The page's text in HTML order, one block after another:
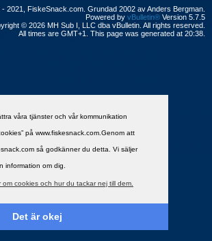
våra tjänster och vår kommunikation
på www.fiskesnack.com.Genom att
så godkänner du detta. Vi säljer
information om dig.
cookies och hur du tackar nej till dem.
Det är okej
2021, FiskeSnack.com. Grundad 2002 av Anders Bergman.
Powered by vBulletin® Version 5.7.5
© 2026 MH Sub I, LLC dba vBulletin. All rights reserved.
All times are GMT+1. This page was generated at 20:38.